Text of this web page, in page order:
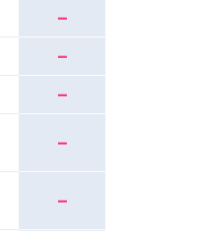
-
-
-
-
-